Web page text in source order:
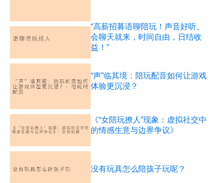
“高薪招募语聊陪玩！声音好听、
会聊天就来，时间自由，日结收
益！”
“声”临其境：陪玩配音如何让游戏
体验更沉浸？
《“女陪玩撩人”现象：虚拟社交中
的情感生意与边界争议》
没有玩具怎么陪孩子玩呢？